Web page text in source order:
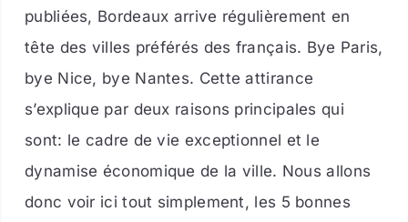
publiées, Bordeaux arrive régulièrement en
tête des villes préférés des français. Bye Paris,
bye Nice, bye Nantes. Cette attirance
s’explique par deux raisons principales qui
sont: le cadre de vie exceptionnel et le
dynamise économique de la ville. Nous allons
donc voir ici tout simplement, les 5 bonnes